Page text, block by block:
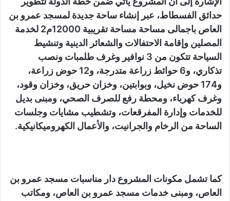
حدائق الفسطاط، عبر إنشاء ساحة جديدة لمسجد عمرو بن
العاص باجمالى مساحة مساحة تقريبية 12000م2 لخدمة
المصلين وإقامة الاحتفالات والشعائر الدينية وتنشيط
السياحة تتكون من 3 نوافير وغرف طلمبات ونصب
تذكاري، و6 حوائط زراعة متدرجة، و12 حوض زراعة،
و174 حوض نخيل، وبوابتين، وخزان حريق، وخزان وقود،
وغرف كهرباء، ومحطة رفع للصرف الصحي، ومبنى بديل
للخدمات وإدارة المفرقعات، وتشطيب مشايات وجلسات
الساحة من الرخام والجرانيت، والأعمال الكهروميكانيكية.
كما تشمل مكونات المشروع دار مناسبات مسجد عمرو بن
العاص، ومبنى خدمات مسجد عمرو بن العاص، ومكاتب